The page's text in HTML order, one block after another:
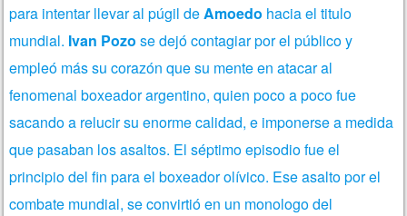
para intentar llevar al púgil deAmoedo hacia el titulo
mundial. Ivan Pozo se dejó contagiar por el público y
empleó más su corazón que su mente en atacar al
fenomenal boxeador argentino, quien poco a poco fue
sacando a relucir su enorme calidad, e imponerse a medida
que pasaban los asaltos. El séptimo episodio fue el
principio del fin para el boxeador olívico. Ese asalto por el
combate mundial, se convirtió en un monologo del